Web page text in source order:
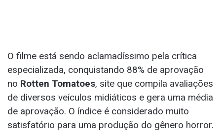
O filme está sendo aclamadíssimo pela crítica
especializada, conquistando 88% de aprovação
no Rotten Tomatoes, site que compila avaliações
de diversos veículos midiáticos e gera uma média
de aprovação. O índice é considerado muito
satisfatório para uma produção do gênero horror.